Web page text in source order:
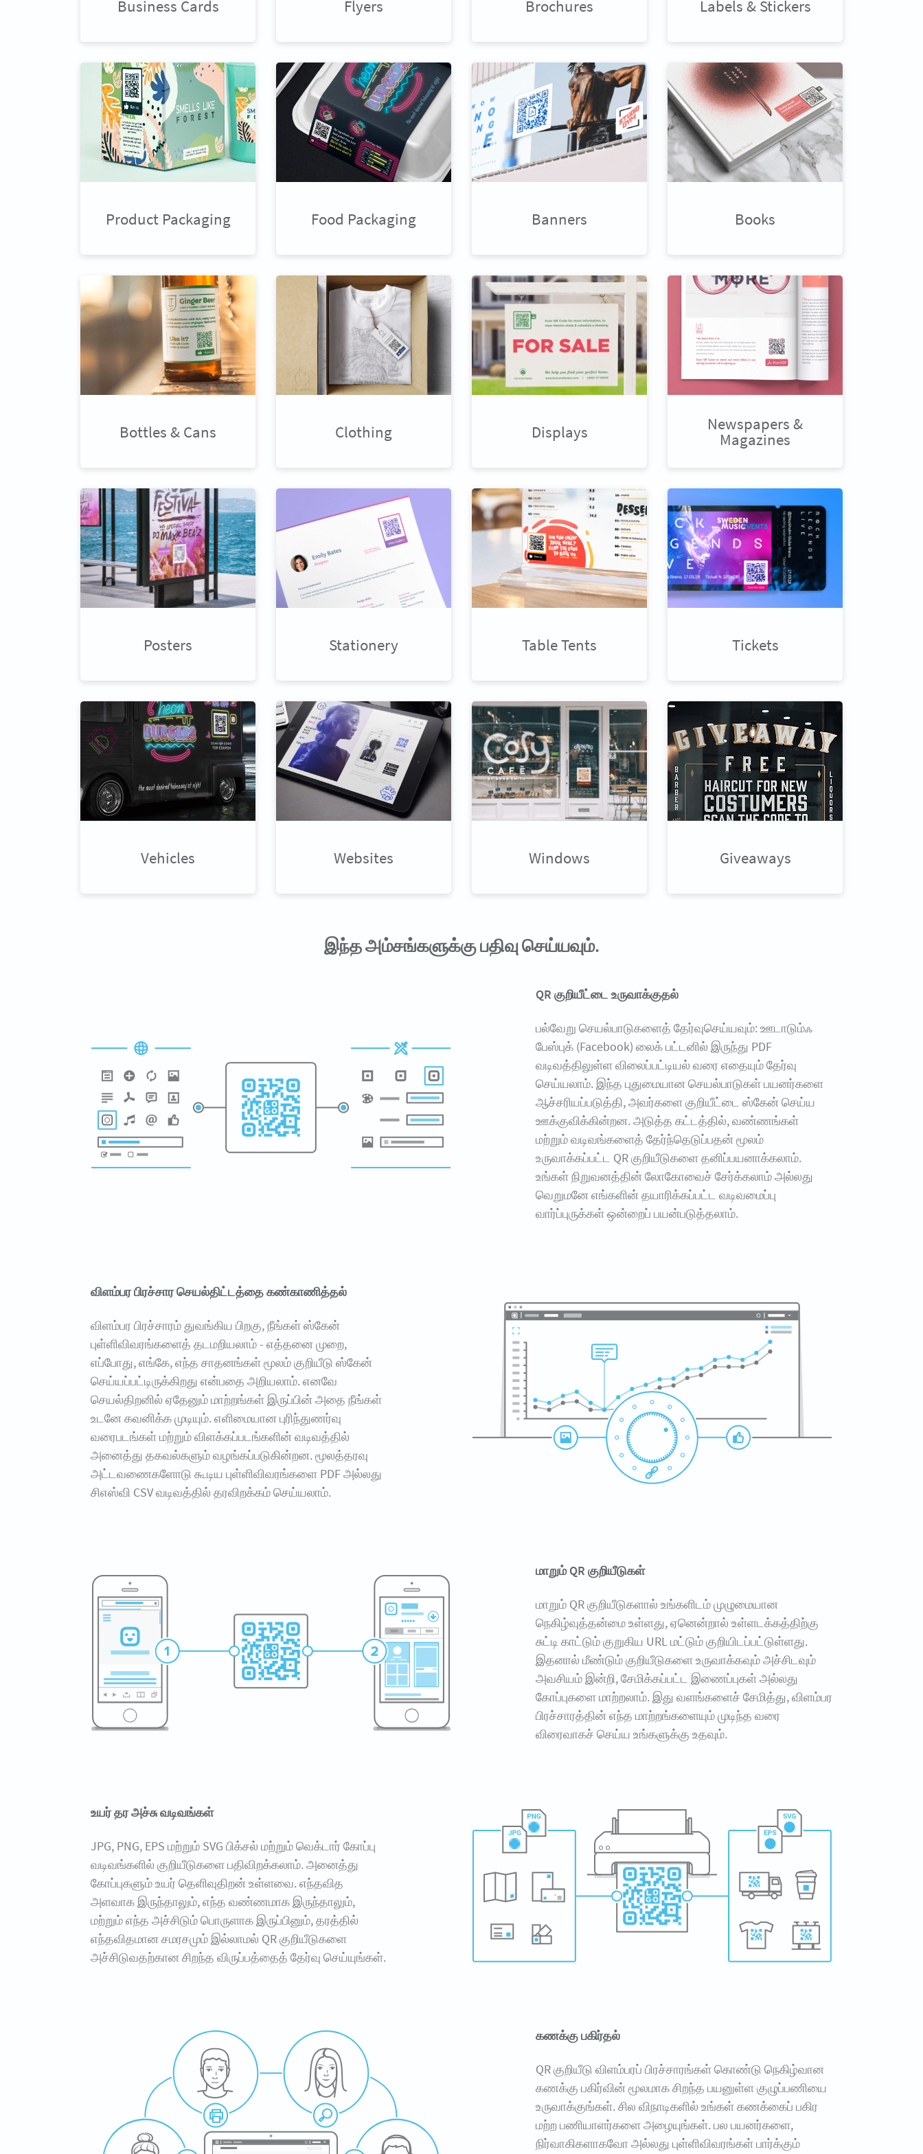
Business Cards Flyers Brochures Labels & Stickers
Product Packaging Food Packaging Banners Books
Bottles & Cans Clothing Displays Newspapers &
Magazines
Posters Stationery Table Tents Tickets
Vehicles Websites Windows Giveaways
இந்த அம்சங்களுக்கு பதிவு செய்யவும்.
QR குறியீட்டை உருவாக்குதல்
பல்வேறு செயல்பாடுகளைத் தேர்வுசெய்யவும்: ஊடாடும்ஃ
பேஸ்புக் (Facebook) லைக் பட்டனில் இருந்து PDF
வடிவத்திலுள்ள விலைப்பட்டியல் வரை எதையும் தேர்வு
செய்யலாம். இந்த புதுமையான செயல்பாடுகள் பயனர்களை
ஆச்சரியப்படுத்தி, அவர்களை குறியீட்டை ஸ்கேன் செய்ய
ஊக்குவிக்கின்றன. அடுத்த கட்டத்தில், வண்ணங்கள்
மற்றும் வடிவங்களைத் தேர்ந்தெடுப்பதன் மூலம்
உருவாக்கப்பட்ட QR குறியீடுகளை தனிப்பயனாக்கலாம்.
உங்கள் நிறுவனத்தின் லோகோவைச் சேர்க்கலாம் அல்லது
வெறுமனே எங்களின் தயாரிக்கப்பட்ட வடிவமைப்பு
வார்ப்புருக்கள் ஒன்றைப் பயன்படுத்தலாம்.
விளம்பர பிரச்சார செயல்திட்டத்தை கண்காணித்தல்
விளம்பர பிரச்சாரம் துவங்கிய பிறகு, நீங்கள் ஸ்கேன்
புள்ளிவிவரங்களைத் தடமறியலாம் - எத்தனை முறை,
எப்போது, எங்கே, எந்த சாதனங்கள் மூலம் குறியீடு ஸ்கேன்
செய்யப்பட்டிருக்கிறது என்பதை அறியலாம். எனவே
செயல்திறனில் ஏதேனும் மாற்றங்கள் இருப்பின் அதை நீங்கள்
உடனே கவனிக்க முடியும். எளிமையான புரிந்துணர்வு
வரைபடங்கள் மற்றும் விளக்கப்படங்களின் வடிவத்தில்
அனைத்து தகவல்களும் வழங்கப்படுகின்றன. மூலத்தரவு
அட்டவணைகளோடு கூடிய புள்ளிவிவரங்களை PDF அல்லது
சிஎஸ்வி CSV வடிவத்தில் தரவிறக்கம் செய்யலாம்.
மாறும் QR குறியீடுகள்
மாறும் QR குறியீடுகளால் உங்களிடம் முழுமையான
நெகிழ்வுத்தன்மை உள்ளது, ஏனென்றால் உள்ளடக்கத்திற்கு
சுட்டி காட்டும் குறுகிய URL மட்டும் குறியிடப்பட்டுள்ளது.
இதனால் மீண்டும் குறியீடுகளை உருவாக்கவும் அச்சிடவும்
அவசியம் இன்றி, சேமிக்கப்பட்ட இணைப்புகள் அல்லது
கோப்புகளை மாற்றலாம். இது வளங்களைச் சேமித்து, விளம்பர
பிரச்சாரத்தின் எந்த மாற்றங்களையும் முடிந்த வரை
விரைவாகச் செய்ய உங்களுக்கு உதவும்.
உயர் தர அச்சு வடிவங்கள்
JPG, PNG, EPS மற்றும் SVG பிக்சல் மற்றும் வெக்டார் கோப்பு
வடிவங்களில் குறியீடுகளை பதிவிறக்கலாம். அனைத்து
கோப்புகளும் உயர் தெளிவுதிறன் உள்ளவை. எந்தவித
அளவாக இருந்தாலும், எந்த வண்ணமாக இருந்தாலும்,
மற்றும் எந்த அச்சிடும் பொருளாக இருப்பினும், தரத்தில்
எந்தவிதமான சமரசமும் இல்லாமல் QR குறியீடுகளை
அச்சிடுவதற்கான சிறந்த விருப்பத்தைத் தேர்வு செய்யுங்கள்.
கணக்கு பகிர்தல்
QR குறியீடு விளம்பரப் பிரச்சாரங்கள் கொண்டு நெகிழ்வான
கணக்கு பகிர்வின் மூலமாக சிறந்த பயனுள்ள குழுப்பணியை
உருவாக்குங்கள். சில விநாடிகளில் உங்கள் கணக்கைப் பகிர
மற்ற பணியாளர்களை அழையுங்கள். பல பயனர்களை,
நிர்வாகிகளாகவோ அல்லது புள்ளிவிவரங்கள் பார்க்கும்